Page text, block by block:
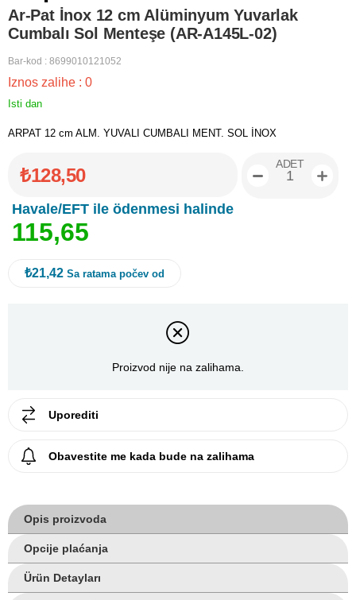
Ar-Pat İnox 12 cm Alüminyum Yuvarlak
Cumbalı Sol Menteşe (AR-A145L-02)
Bar-kod : 8699010121052
Iznos zalihe : 0
Isti dan
ARPAT 12 cm ALM. YUVALI CUMBALI MENT. SOL İNOX
₺128,50
Havale/EFT ile ödenmesi halinde
115,65
ADET
₺21,42 Sa ratama počev od
Proizvod nije na zalihama.
Uporediti
Obavestite me kada bude na zalihama
Opis proizvoda
Opcije plaćanja
Ürün Detayları